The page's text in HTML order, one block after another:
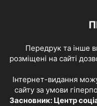
Передрук та інше
розміщені на сайті
Інтернет-видання
сайту за умови
Засновник: Центр